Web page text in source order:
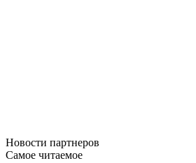
Новости партнеров
Самое читаемое